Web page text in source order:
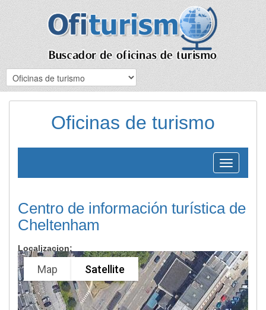
Oficinas de turismo
Toggle
navigation
Centro de información turística de
Cheltenham
Localizacion:
Map Satellite